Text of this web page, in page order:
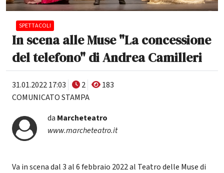
SPETTACOLI
In scena alle Muse "La concessione
del telefono" di Andrea Camilleri
31.01.2022 17:03 2
183
COMUNICATO STAMPA
da Marcheteatro
www.marcheteatro.it
Va in scena dal 3 al 6 febbraio 2022 al Teatro delle Muse di